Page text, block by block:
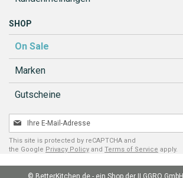
SHOP
On Sale
Marken
Gutscheine
Melden
Sie
sich
für
unseren
This site is protected by reCAPTCHA and
the Google Privacy Policy and Terms of Service apply.
© BetterKitchen.de - ein Shop der ILGGRO GmbH